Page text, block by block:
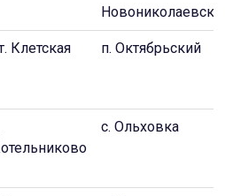
Клетская п. Октябрьский
с. Ольховка